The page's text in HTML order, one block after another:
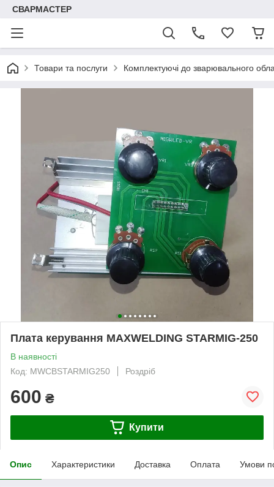
СВАРМАСТЕР
Товари та послуги Комплектуючі до зварювального
Плата керування MAXWELDING STARMIG-250
В наявності
Код: MWCBSTARMIG250
Роздріб
600 ₴
Купити
Опис Характеристики Доставка Оплата Умови